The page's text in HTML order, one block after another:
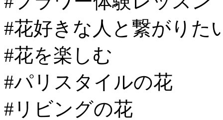
#花好きな人と繋がりた
#花を楽しむ
#パリスタイルの花
#リビングの花